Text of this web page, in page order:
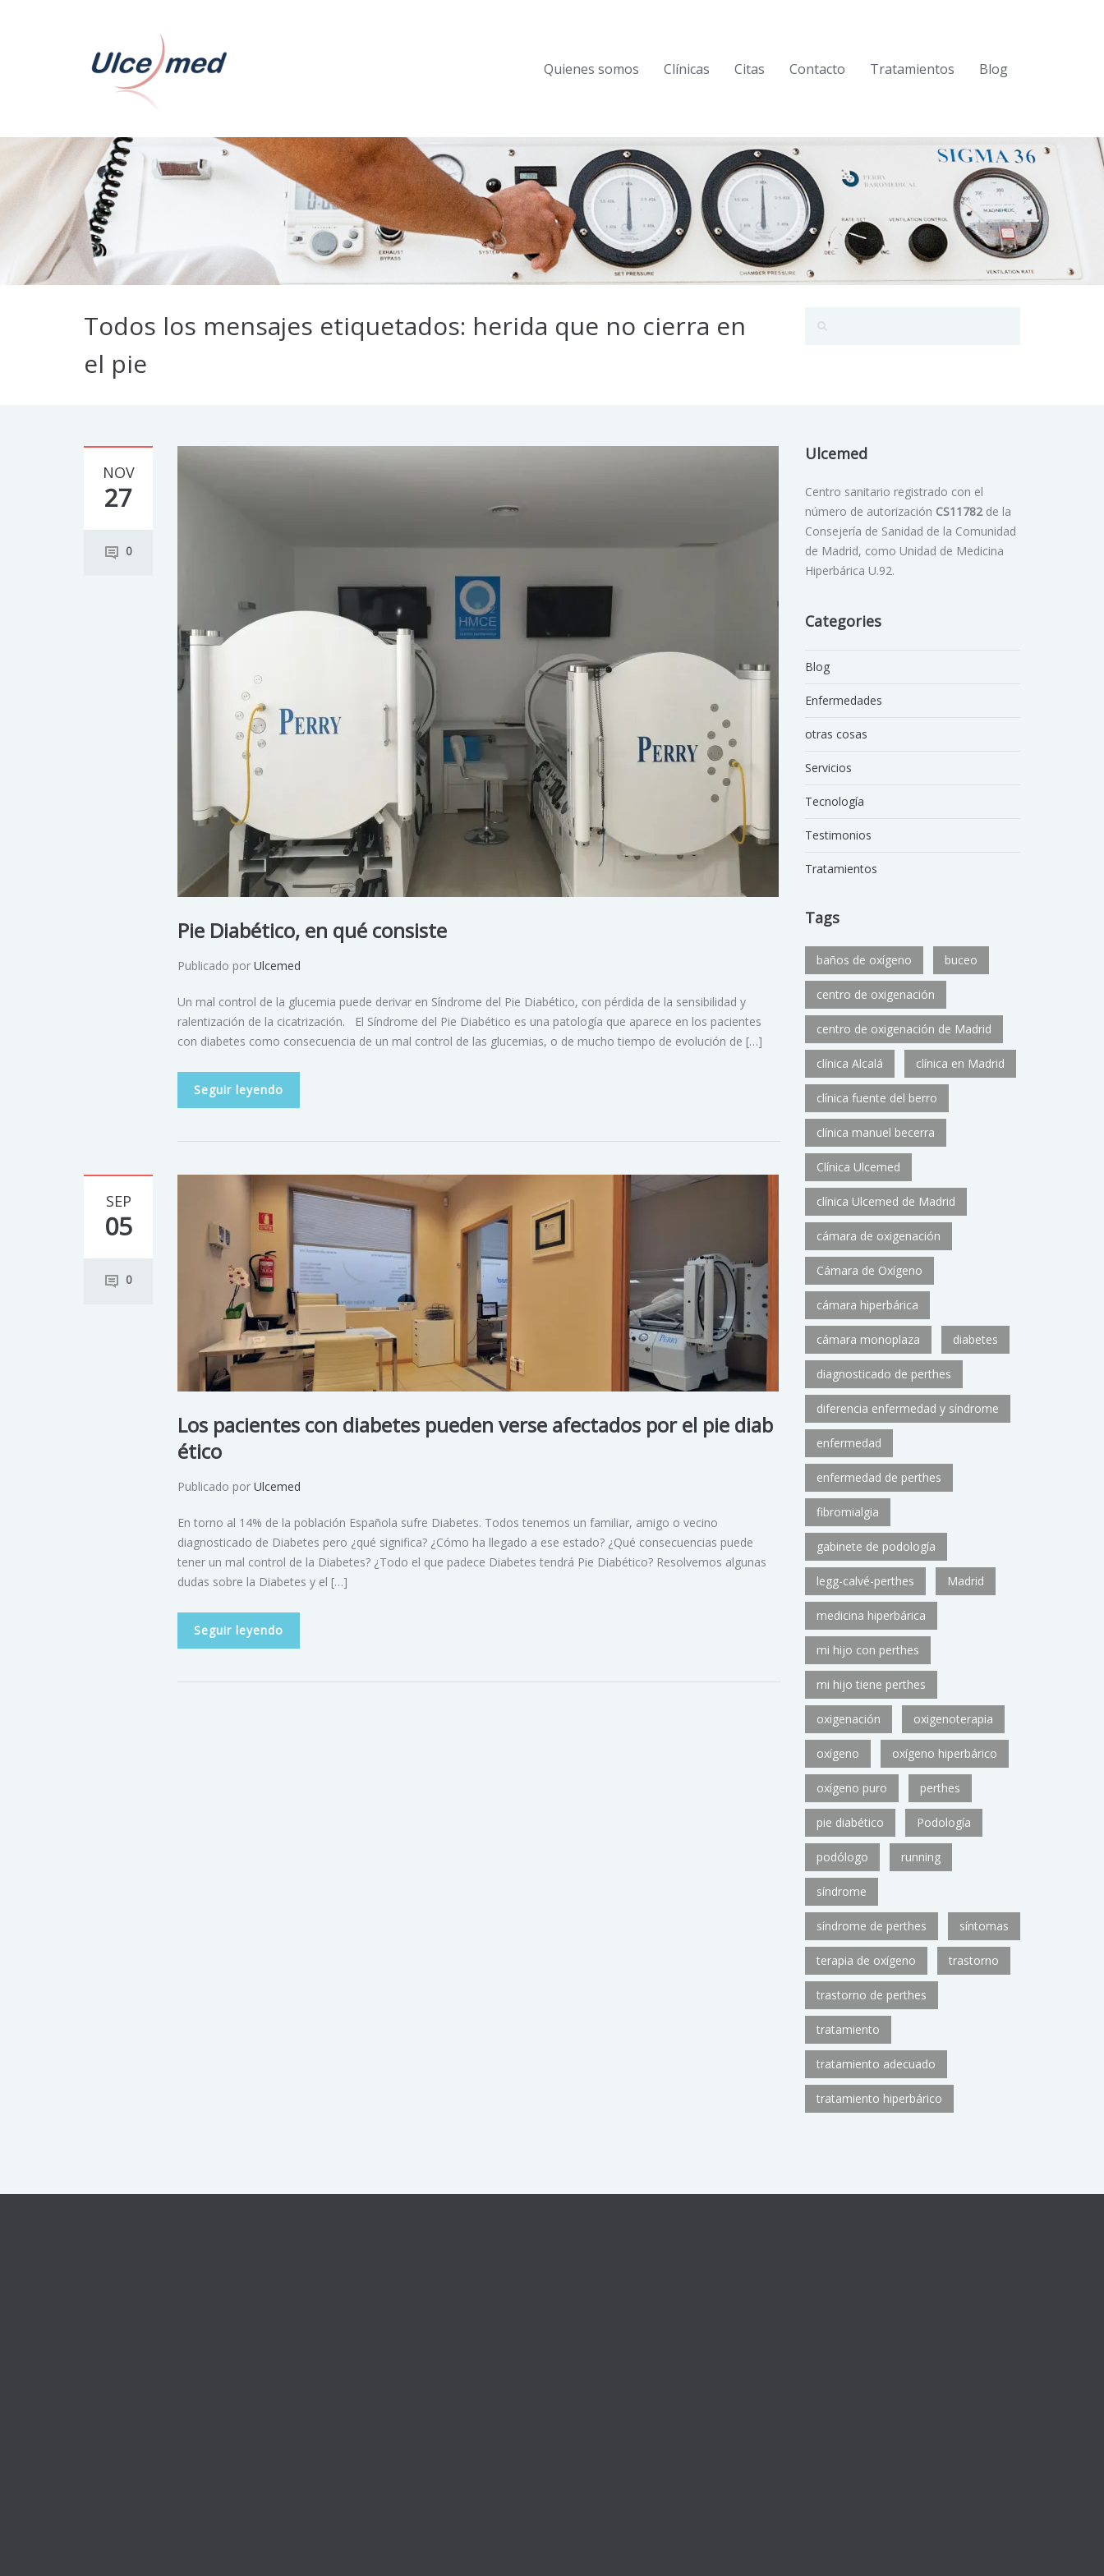
Quienes somos Clínicas Citas Contacto Tratamientos Blog
Todos los mensajes etiquetados: herida que no cierra en
el pie
NOV
27
0
Pie Diabético, en qué consiste
Publicado por Ulcemed
Un mal control de la glucemia puede derivar en Síndrome del Pie Diabético, con pérdida de la sensibilidad y
ralentización de la cicatrización. El Síndrome del Pie Diabético es una patología que aparece en los pacientes
con diabetes como consecuencia de un mal control de las glucemias, o de mucho tiempo de evolución de […]
Seguir leyendo
SEP
05
0
Los pacientes con diabetes pueden verse afectados por el pie diab
ético
Publicado por Ulcemed
En torno al 14% de la población Española sufre Diabetes. Todos tenemos un familiar, amigo o vecino
diagnosticado de Diabetes pero ¿qué significa? ¿Cómo ha llegado a ese estado? ¿Qué consecuencias puede
tener un mal control de la Diabetes? ¿Todo el que padece Diabetes tendrá Pie Diabético? Resolvemos algunas
dudas sobre la Diabetes y el […]
Seguir leyendo
Ulcemed
Centro sanitario registrado con el
número de autorización CS11782de la
Consejería de Sanidad de la Comunidad
de Madrid, como Unidad de Medicina
Hiperbárica U.92.
Categories
Blog
Enfermedades
otras cosas
Servicios
Tecnología
Testimonios
Tratamientos
Tags
baños de oxígeno buceo
centro de oxigenación
centro de oxigenación de Madrid
clínica Alcalá clínica en Madrid
clínica fuente del berro
clínica manuel becerra
Clínica Ulcemed
clínica Ulcemed de Madrid
cámara de oxigenación
Cámara de Oxígeno
cámara hiperbárica
cámara monoplaza diabetes
diagnosticado de perthes
diferencia enfermedad y síndrome
enfermedad
enfermedad de perthes
fibromialgia
gabinete de podología
legg-calvé-perthes Madrid
medicina hiperbárica
mi hijo con perthes
mi hijo tiene perthes
oxigenación oxigenoterapia
oxígeno oxígeno hiperbárico
oxígeno puro perthes
pie diabético Podología
podólogo running
síndrome
síndrome de perthes síntomas
terapia de oxígeno trastorno
trastorno de perthes
tratamiento
tratamiento adecuado
tratamiento hiperbárico